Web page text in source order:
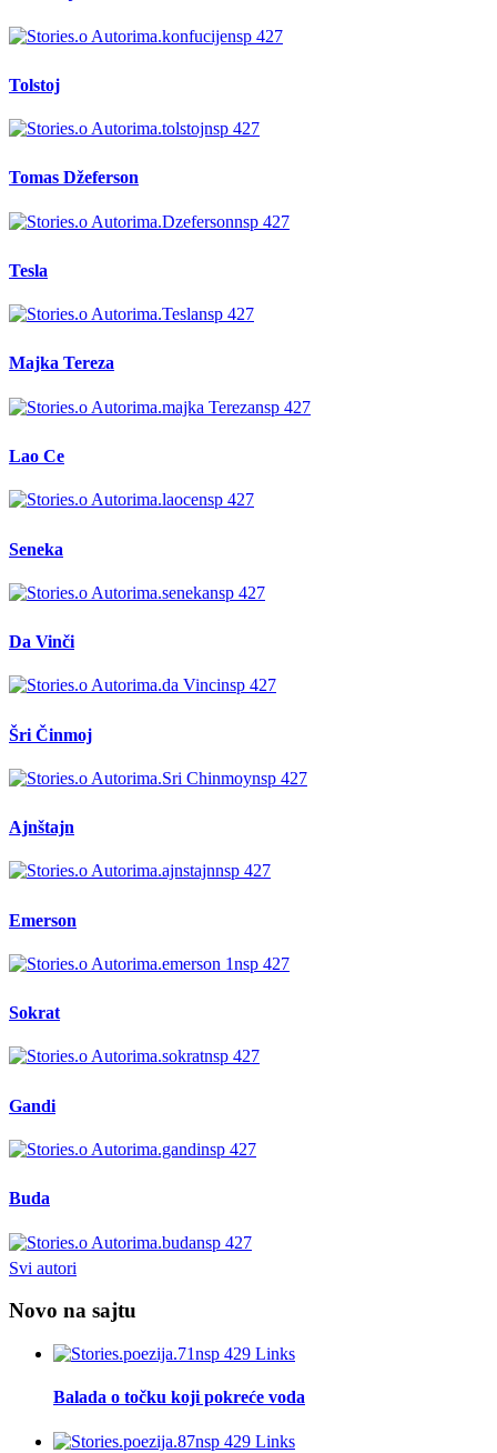
Tolstoj
Tomas Džeferson
Tesla
Majka Tereza
Lao Ce
Seneka
Da Vinči
Šri Činmoj
Ajnštajn
Emerson
Sokrat
Gandi
Buda
Svi autori
Novo na sajtu
Balada o točku koji pokreće voda